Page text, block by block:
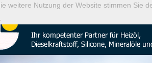
weitere Nutzung der Website stimmen Sie